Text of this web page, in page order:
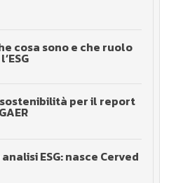
cosa sono e che ruolo
sostenibilità per il report
ESG: nasce Cerved